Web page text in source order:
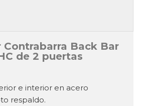
Contrabarra Back Bar
de 2 puertas
e interior en acero
respaldo.